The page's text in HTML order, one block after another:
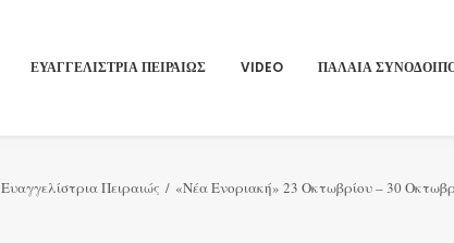
ΕΥΑΓΓΕΛΙΣΤΡΙΑ ΠΕΙΡΑΙΏΣ VIDEO ΠΑΛΑΙΑ
Ευαγγελίστρια Πειραιώς «Νέα Ενοριακή» 23 Οκτωβρίου – 30